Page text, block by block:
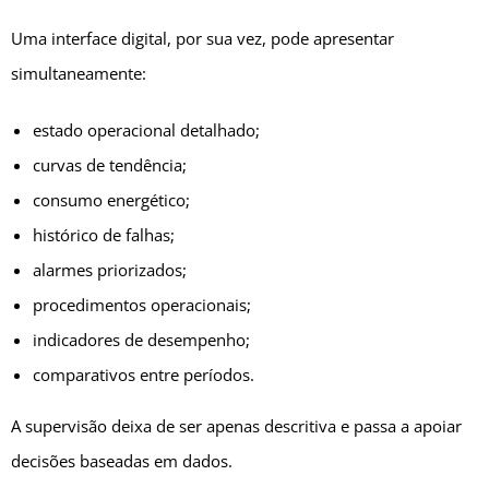
Uma interface digital, por sua vez, pode apresentar
simultaneamente:
estado operacional detalhado;
curvas de tendência;
consumo energético;
histórico de falhas;
alarmes priorizados;
procedimentos operacionais;
indicadores de desempenho;
comparativos entre períodos.
A supervisão deixa de ser apenas descritiva e passa a apoiar
decisões baseadas em dados.